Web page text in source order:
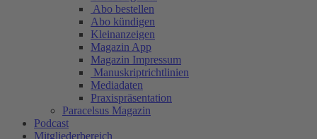
Abo bestellen
Abo kündigen
Kleinanzeigen
Magazin App
Magazin Impressum
Manuskriptrichtlinien
Mediadaten
Praxispräsentation
Paracelsus Magazin
Podcast
Mitgliederbereich